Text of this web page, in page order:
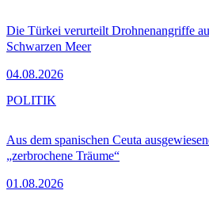
Die Türkei verurteilt Drohnenangriffe
Schwarzen Meer
04.08.2026
Aus dem spanischen Ceuta
„zerbrochene Träume“
01.08.2026
POLITIK